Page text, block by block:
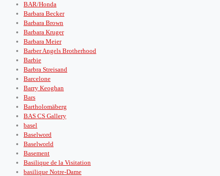
BAR/Honda
Barbara Becker
Barbara Brown
Barbara Kruger
Barbara Meier
Barber Angels Brotherhood
Barbie
Barbra Streisand
Barcelone
Barry Keoghan
Bars
Bartholomäberg
BAS CS Gallery
basel
Baselword
Baselworld
Basement
Basilique de la Visitation
basilique Notre-Dame